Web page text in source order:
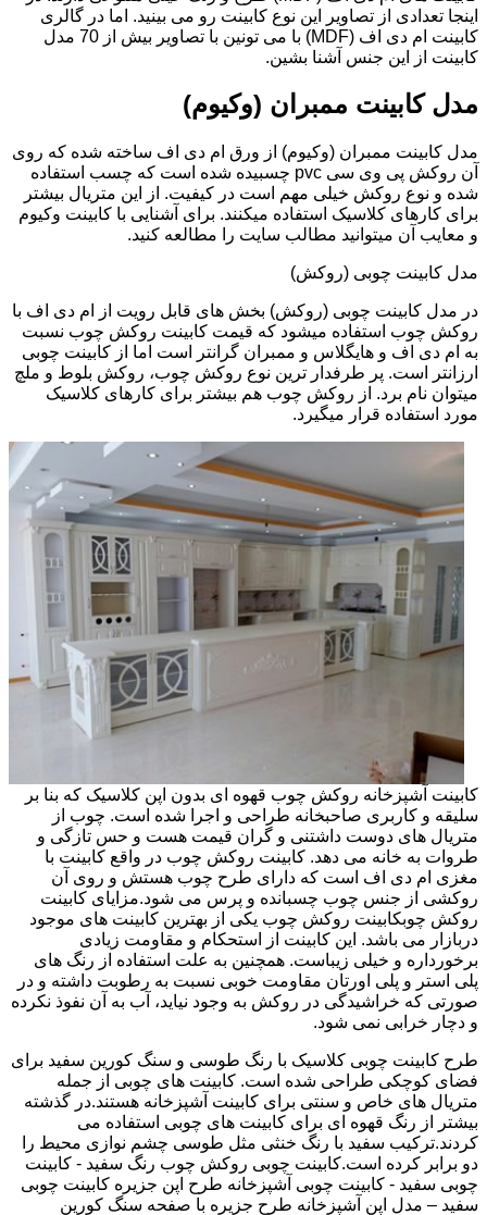
اینجا تعدادی از تصاویر این نوع کابینت رو می بینید. اما در گالری
کابینت ام دی اف (MDF) با می تونین با تصاویر بیش از 70 مدل
کابینت از این جنس آشنا بشین.
مدل کابینت ممبران (وکیوم)
مدل کابینت ممبران (وکیوم) از ورق ام دی اف ساخته شده که روی
آن روکش پی وی سی pvc چسبیده شده است که چسب استفاده
شده و نوع روکش خیلی مهم است در کیفیت. از این متریال بیشتر
برای کارهای کلاسیک استفاده میکنند. برای آشنایی با کابینت وکیوم
و معایب آن میتوانید مطالب سایت را مطالعه کنید.
مدل کابینت چوبی (روکش)
در مدل کابینت چوبی (روکش) بخش های قابل رویت از ام دی اف با
روکش چوب استفاده میشود که قیمت کابینت روکش چوب نسبت
به ام دی اف و هایگلاس و ممبران گرانتر است اما از کابینت چوبی
ارزانتر است. پر طرفدار ترین نوع روکش چوب، روکش بلوط و ملچ
میتوان نام برد. از روکش چوب هم بیشتر برای کارهای کلاسیک
مورد استفاده قرار میگیرد.
کابینت آشپزخانه روکش چوب قهوه ای بدون اپن کلاسیک که بنا بر
سلیقه و کاربری صاحبخانه طراحی و اجرا شده است. چوب از
متریال های دوست داشتنی و گران قیمت هست و حس تازگی و
طروات به خانه می دهد. کابینت روکش چوب در واقع کابینت با
مغزی ام دی اف است که دارای طرح چوب هستش و روی آن
روکشی از جنس چوب چسبانده و پرس می شود.مزایای کابینت
روکش چوبکابینت روکش چوب یکی از بهترین کابینت های موجود
دربازار می باشد. این کابینت از استحکام و مقاومت زیادی
برخورداره و خیلی زیباست. همچنین به علت استفاده از رنگ های
پلی استر و پلی اورتان مقاومت خوبی نسبت به رطوبت داشته و در
صورتی که خراشیدگی در روکش به وجود نیاید، آب به آن نفوذ نکرده
و دچار خرابی نمی شود.
طرح کابینت چوبی کلاسیک با رنگ طوسی و سنگ کورین سفید برای
فضای کوچکی طراحی شده است. کابینت های چوبی از جمله
متریال های خاص و سنتی برای کابینت آشپزخانه هستند.در گذشته
بیشتر از رنگ قهوه ای برای کابینت های چوبی استفاده می
کردند.ترکیب سفید با رنگ خنثی مثل طوسی چشم نوازی محیط را
دو برابر کرده است.کابینت چوبی روکش چوب رنگ سفید - کابینت
چوبی سفید - کابینت چوبی آشپزخانه طرح اپن جزیره کابینت چوبی
سفید – مدل اپن آشپزخانه طرح جزیره با صفحه سنگ کورین